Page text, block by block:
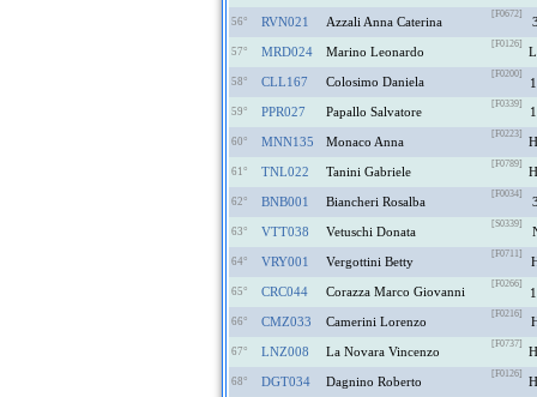
56° RVN021 Azzali Anna Caterina
[F0672]
57° MRD024 Marino Leonardo
[F0126]
58° CLL167 Colosimo Daniela
[F0200]
1
59° PPR027 Papallo Salvatore
[F0339]
1
60° MNN135 Monaco Anna
[F0223]
61° TNL022 Tanini Gabriele
[F0789]
62° BNB001 Biancheri Rosalba
[F0034]
63° VTT038 Vetuschi Donata
[S0339]
64° VRY001 Vergottini Betty
[F0711]
65° CRC044 Corazza Marco Giovanni
[F0266]
1
66° CMZ033 Camerini Lorenzo
[F0216]
67° LNZ008 La Novara Vincenzo
[F0737]
68° DGT034 Dagnino Roberto
[F0126]